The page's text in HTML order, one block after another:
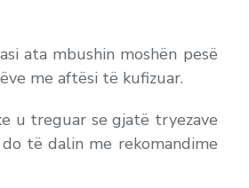
ata mbushin moshën pesë
me aftësi të kufizuar.
u treguar se gjatë tryezave
të dalin me rekomandime